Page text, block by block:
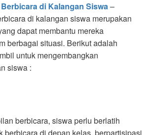
di Kalangan Siswa–
di kalangan siswa merupakan
dapat membantu mereka
berbagai situasi. Berikut adalah
untuk mengembangkan
siswa :
berbicara, siswa perlu berlatih
berbicara di depan kelas, berpartisipasi